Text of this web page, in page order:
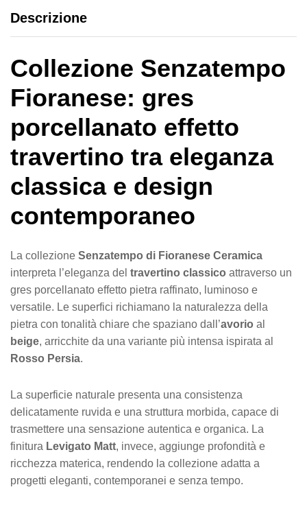
Descrizione
Collezione Senzatempo
Fioranese: gres
porcellanato effetto
travertino tra eleganza
classica e design
contemporaneo
La collezione Senzatempo di Fioranese Ceramica
interpreta l’eleganza del travertino classico attraverso un
gres porcellanato effetto pietra raffinato, luminoso e
versatile. Le superfici richiamano la naturalezza della
pietra con tonalità chiare che spaziano dall’avorio al
beige, arricchite da una variante più intensa ispirata al
Rosso Persia.
La superficie naturale presenta una consistenza
delicatamente ruvida e una struttura morbida, capace di
trasmettere una sensazione autentica e organica. La
finitura Levigato Matt, invece, aggiunge profondità e
ricchezza materica, rendendo la collezione adatta a
progetti eleganti, contemporanei e senza tempo.